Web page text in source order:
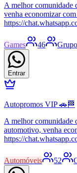
A melhor comunidade
venha economizar
https://
Games 46 Grupo
Entrar
Autopromos VIP 🚗🏁
A melhor comunidade
automotivo, venha
https://
Automóveis 52